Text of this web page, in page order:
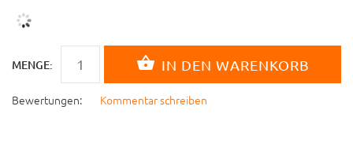
MENGE:
Bewertungen: Kommentar schreiben